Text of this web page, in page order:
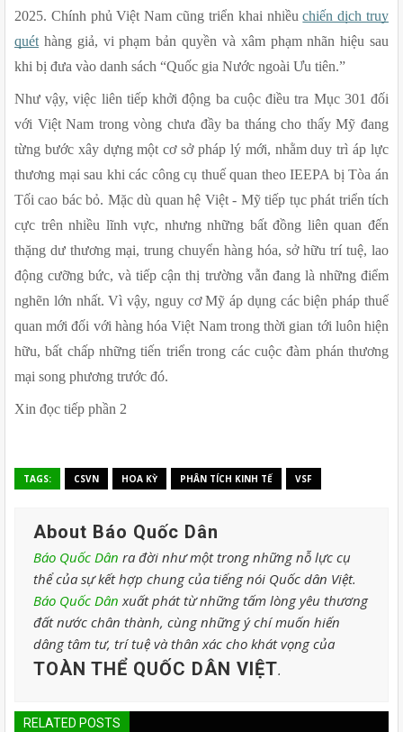
2025. Chính phủ Việt Nam cũng triển khai nhiều chiến dịch truy
quét hàng giả, vi phạm bản quyền và xâm phạm nhãn hiệu sau
khi bị đưa vào danh sách “Quốc gia Nước ngoài Ưu tiên.”
Như vậy, việc liên tiếp khởi động ba cuộc điều tra Mục 301 đối
với Việt Nam trong vòng chưa đầy ba tháng cho thấy Mỹ đang
từng bước xây dựng một cơ sở pháp lý mới, nhằm duy trì áp lực
thương mại sau khi các công cụ thuế quan theo IEEPA bị Tòa án
Tối cao bác bỏ. Mặc dù quan hệ Việt - Mỹ tiếp tục phát triển tích
cực trên nhiều lĩnh vực, nhưng những bất đồng liên quan đến
thặng dư thương mại, trung chuyển hàng hóa, sở hữu trí tuệ, lao
động cưỡng bức, và tiếp cận thị trường vẫn đang là những điểm
nghẽn lớn nhất. Vì vậy, nguy cơ Mỹ áp dụng các biện pháp thuế
quan mới đối với hàng hóa Việt Nam trong thời gian tới luôn hiện
hữu, bất chấp những tiến triển trong các cuộc đàm phán thương
mại song phương trước đó.
Xin đọc tiếp phần 2
TAGS: CSVN HOA KỲ PHÂN TÍCH KINH TẾ VSF
About Báo Quốc Dân
Báo Quốc Dân ra đời như một trong những nỗ lực cụ
thể của sự kết hợp chung của tiếng nói Quốc dân Việt.
Báo Quốc Dân xuất phát từ những tấm lòng yêu thương
đất nước chân thành, cùng những ý chí muốn hiến
dâng tâm tư, trí tuệ và thân xác cho khát vọng của
TOÀN THỂ QUỐC DÂN VIỆT.
RELATED POSTS